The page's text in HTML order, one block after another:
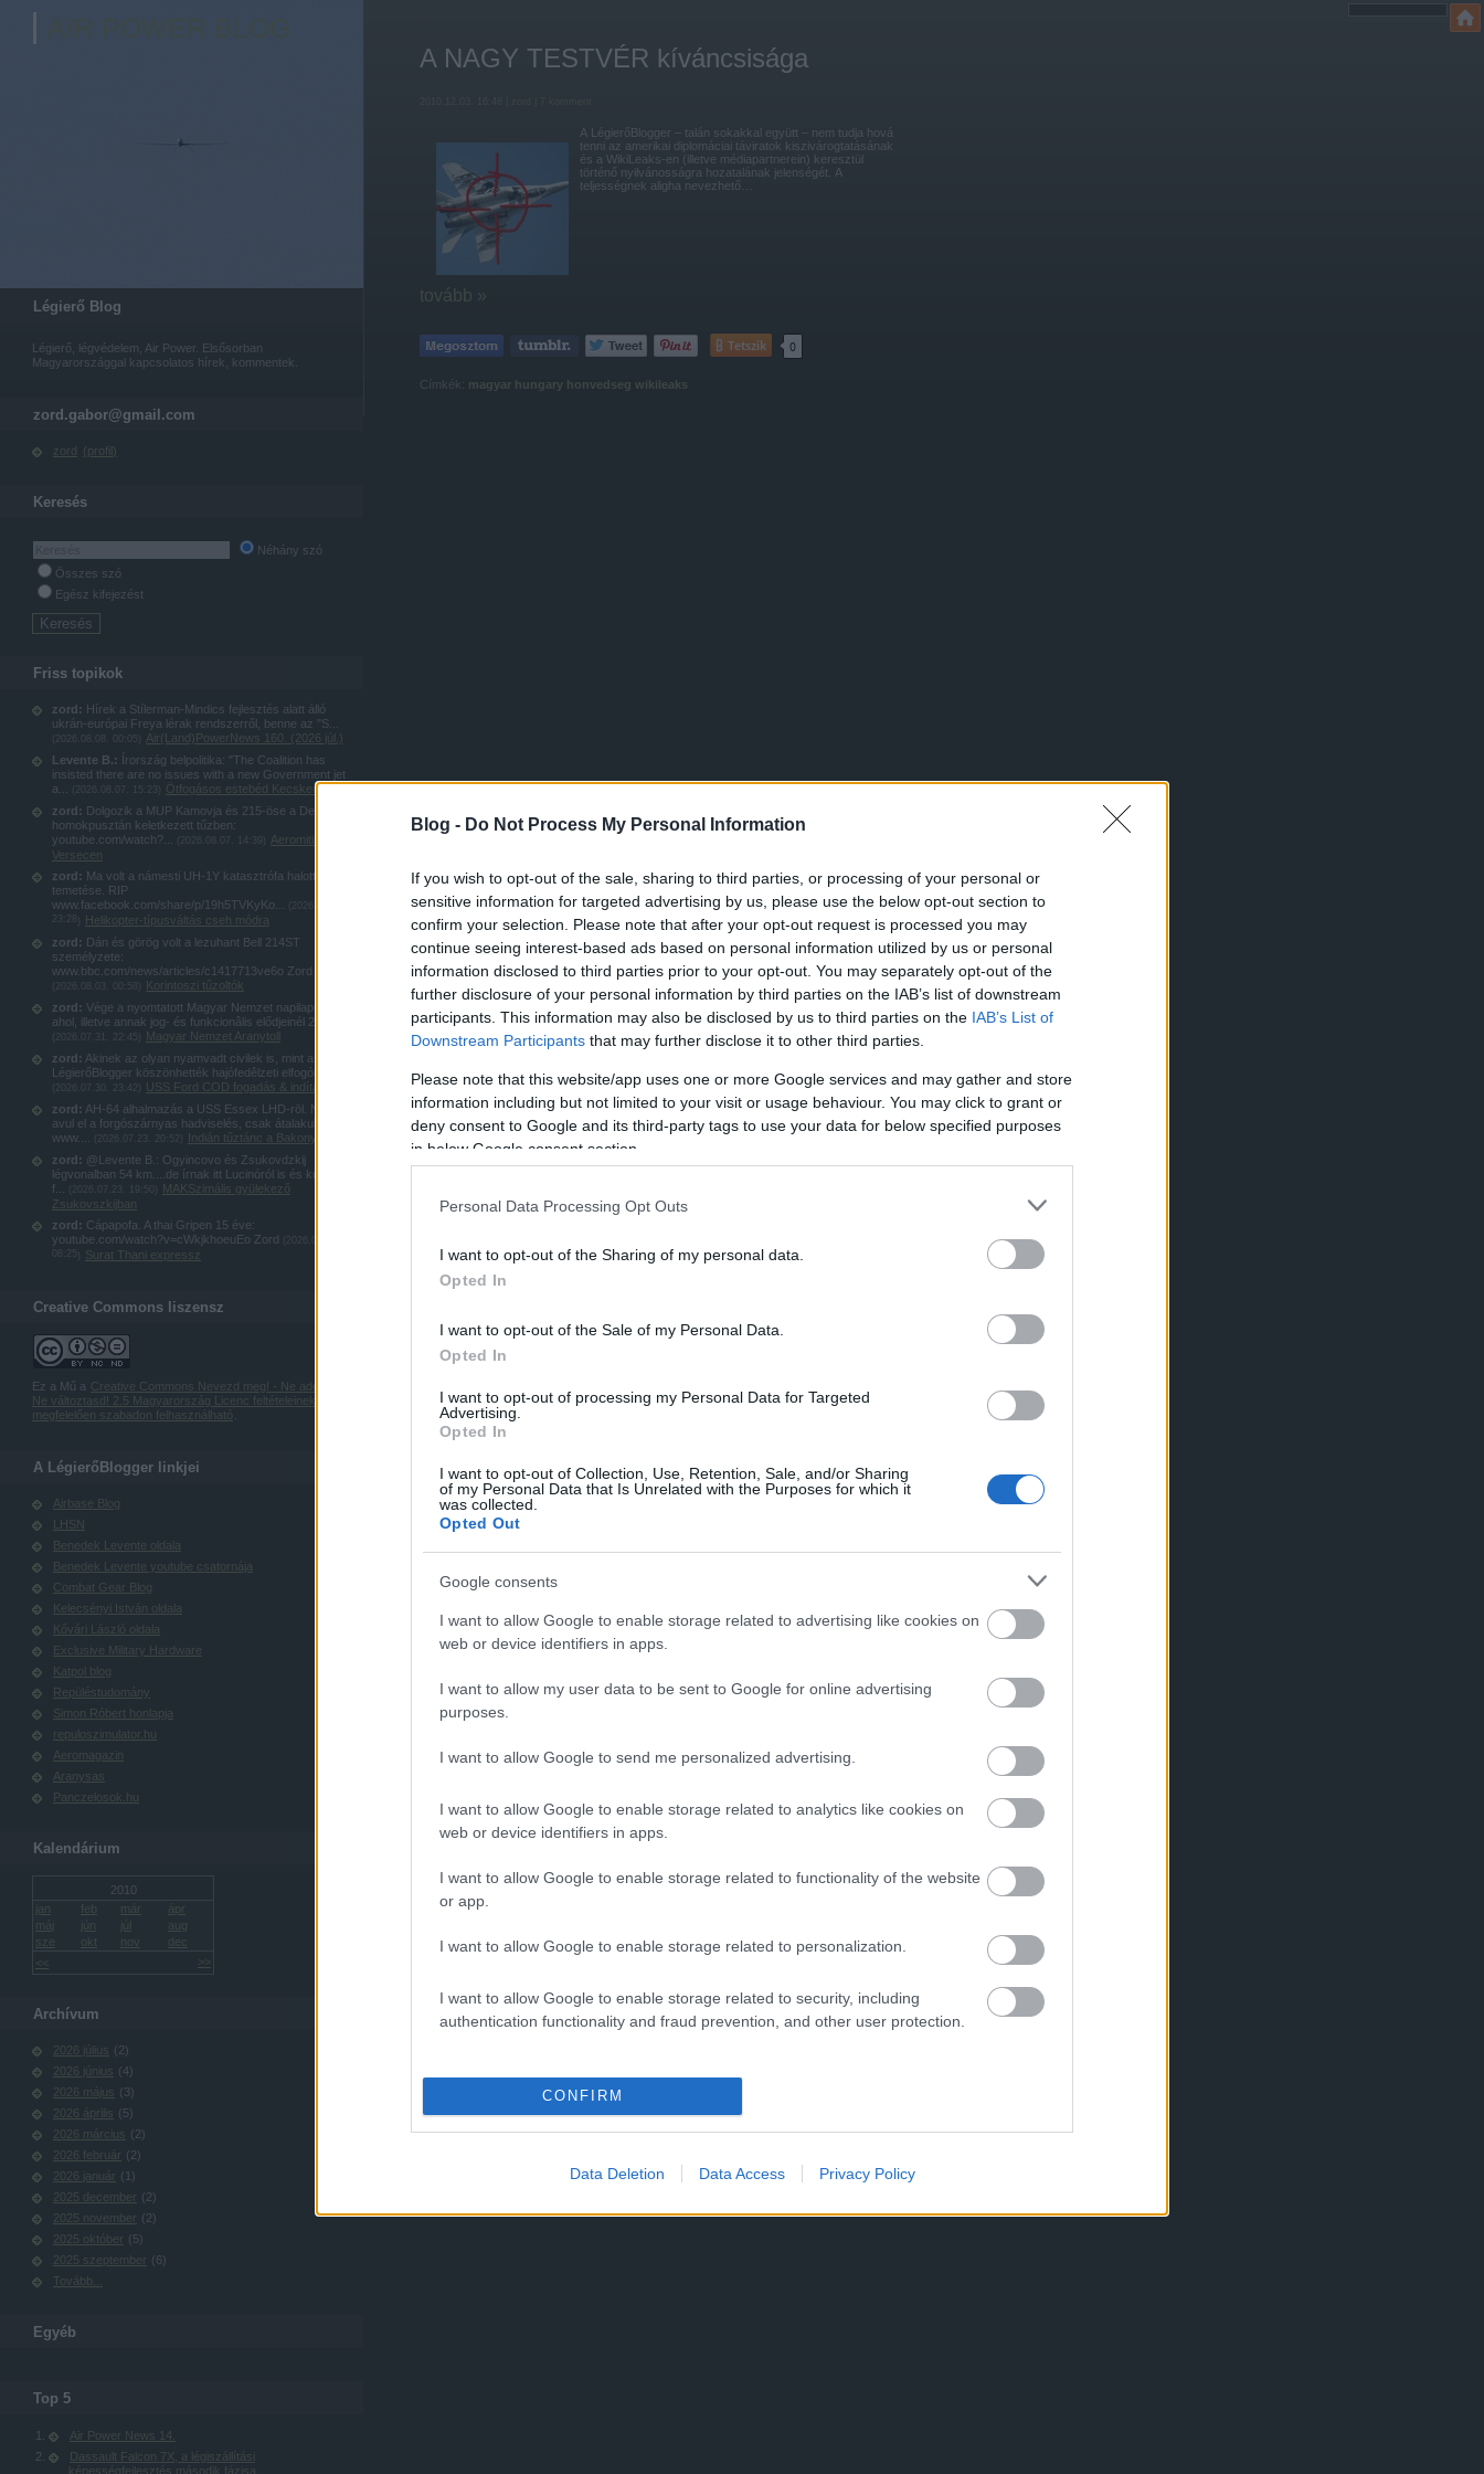
Blog - Do Not Process My Personal Information
If you wish to opt-out of the sale, sharing to third parties, or processing of your personal or
sensitive information for targeted advertising by us, please use the below opt-out section to
confirm your selection. Please note that after your opt-out request is processed you may
continue seeing interest-based ads based on personal information utilized by us or personal
information disclosed to third parties prior to your opt-out. You may separately opt-out of the
further disclosure of your personal information by third parties on the IAB’s list of downstream
participants. This information may also be disclosed by us to third parties on the IAB’s List of
Downstream Participants that may further disclose it to other third parties.
Please note that this website/app uses one or more Google services and may gather and store
information including but not limited to your visit or usage behaviour. You may click to grant or
deny consent to Google and its third-party tags to use your data for below specified purposes
in below Google consent section.
Personal Data Processing Opt Outs
I want to opt-out of the Sharing of my personal data.
Opted In
I want to opt-out of the Sale of my Personal Data.
Opted In
I want to opt-out of processing my Personal Data for Targeted
Advertising.
Opted In
I want to opt-out of Collection, Use, Retention, Sale, and/or Sharing
of my Personal Data that Is Unrelated with the Purposes for which it
was collected.
Opted Out
Google consents
I want to allow Google to enable storage related to advertising like cookies on
web or device identifiers in apps.
I want to allow my user data to be sent to Google for online advertising
purposes.
I want to allow Google to send me personalized advertising.
I want to allow Google to enable storage related to analytics like cookies on
web or device identifiers in apps.
I want to allow Google to enable storage related to functionality of the website
or app.
I want to allow Google to enable storage related to personalization.
I want to allow Google to enable storage related to security, including
authentication functionality and fraud prevention, and other user protection.
CONFIRM
Data Deletion Data Access Privacy Policy
Légierő Blog
Légierő, légvédelem, Air Power. Elsősorban
Magyarországgal kapcsolatos hírek, kommentek.
zord.gabor@gmail.com
zord ( profil )
Keresés
Néhány szó
Összes szó
Egész kifejezést
Friss topikok
zord: Hírek a Stílerman-Mindics fejlesztés alatt álló
ukrán-európai Freya lérak rendszerről, benne az "S...
Air(Land)PowerNews 160. (2026 júl.)
Levente B.: Írország belpolitika: "The Coalition has
insisted there are no issues with a new Government jet
a...
Ötfogásos estebéd Kecskeméten
zord: Dolgozik a MUP Kamovja és 215-öse a Delibláti-
homokpusztán keletkezett tűzben:
youtube.com/watch?...
Aeromiting
Versecen
zord: Ma volt a námesti UH-1Y katasztrófa halottjának
temetése. RIP
www.facebook.com/share/p/19h5TVKyKo...
Helikopter-típusváltás cseh módra
zord: Dán és görög volt a lezuhant Bell 214ST
személyzete:
www.bbc.com/news/articles/c1417713ve6o Zord
Korintoszi tűzoltók
zord: Vége a nyomtatott Magyar Nemzet napilapnak,
ahol, illetve annak jog- és funkcionâlis elődjeinél 20...
Magyar Nemzet Aranytoll
zord: Akinek az olyan nyamvadt civilek is, mint a
LégierőBlogger köszönhették hajófedêlzeti elfogókötel...
USS Ford COD fogadás & indítás
zord: AH-64 alhalmazás a USS Essex LHD-rōl. Nem
avul el a forgószárnyas hadviselés, csak átalakul:
www....
Indián tűztánc a Bakonyban
zord: @Levente B.: Ogyincovo és Zsukovdzkij
légvonalban 54 km....de írnak itt Lucinóról is és kubinkai
f...
MAKSzimális gyülekező
Zsukovszkijban
zord: Cápapofa. A thai Gripen 15 éve:
youtube.com/watch?v=cWkjkhoeuEo Zord
Surat Thani expressz
Creative Commons liszensz
Ez a Mű a Creative Commons Nevezd meg! - Ne add el! -
Ne változtasd! 2.5 Magyarország Licenc feltételeinek
megfelelően szabadon felhasználható
A LégierőBlogger linkjei
Airbase Blog
LHSN
Benedek Levente oldala
Benedek Levente youtube csatornája
Combat Gear Blog
Kelecsényi István oldala
Kővári László oldala
Exclusive Military Hardware
Katpol blog
Repüléstudomány
Simon Róbert honlapja
repuloszimulator.hu
Aeromagazin
Aranysas
Panczelosok.hu
Kalendárium
2010
>>
jan feb már
ápr
máj
jún
aug
okt nov
Archívum
2026 július (2)
2026 június (4)
2026 május (3)
2026 április (5)
2026 március (2)
2026 február (2)
2026 január ( 1 )
2025 december (2)
2025 november (2)
2025 október (5)
2025 szeptember (6 )
Tovább
Egyéb
Top 5
Air Power News 14.
Dassault Falcon 7X, a légiszállítási
képességfejlesztés második fázisa
A NAGY TESTVÉR kíváncsisága
A LégierőBlogger – talán sokakkal együtt – nem tudja hová
tenni az amerikai diplomáciai táviratok kiszivárogtatásának
és a WikiLeaks-en (illetve médiapartnerein) keresztül
történő nyilvánosságra hozatalának jelenségét. A
teljességnek aligha nevezhető…
tovább »
Tetszik 0
Címkék: magyar hungary honvedseg wikileaks